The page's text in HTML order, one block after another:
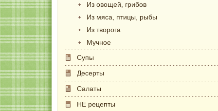
Из овощей, грибов
Из мяса, птицы, рыбы
Из творога
Мучное
Супы
Десерты
Салаты
НЕ рецепты